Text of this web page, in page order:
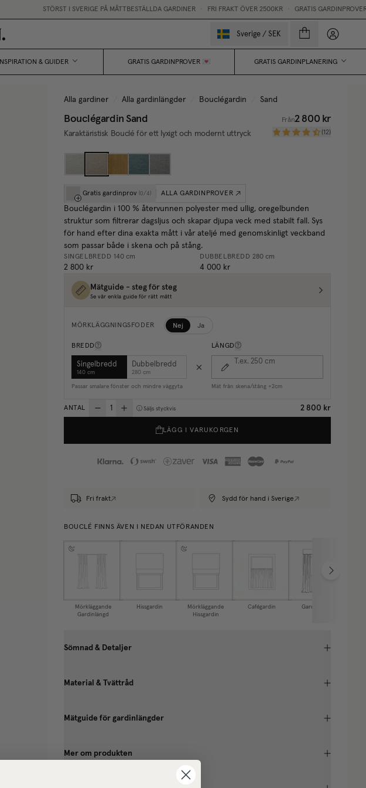
STÖRST I SVERIGE PÅ MÅTTBESTÄLLDA GARDINER • FRI FRAKT ÖVER 2500KR • GRATIS GARDINPROVER
Sverige / SEK Mina
INSPIRATION & GUIDER GRATIS GARDINPROVER 💌 GRATIS GARDINPLANERING
Alla gardiner Alla gardinlängder Bouclégardin Sand
Bouclégardin Sand
Karaktäristisk Bouclé för ett lyxigt och modernt uttryck
Från2 800 kr
(12)
Gratis gardinprov ( 0/ 4) ALLA GARDINPROVER
Bouclégardin i 100 % återvunnen polyester med ullig, oregelbunden
struktur som filtrerar dagsljus och skapar djupa veck med stabilt fall. Sys
för hand efter dina exakta mått i vår ateljé med genomskinligt veckband
som passar både i skena och på stång.
SINGELBREDD 140 cm
2 800 kr
DUBBELBREDD 280 cm
4 000 kr
Mätguide - steg för steg
Se vår enkla guide för rätt mått
MÖRKLÄGGNINGSFODER Nej Ja
BREDD
Singelbredd
140 cm
Dubbelbredd
280 cm
Passar smalare fönster och mindre väggyta
LÄNGD
T.ex. 250 cm
Mät från skena/stång +2cm
ANTAL Säljs styckvis 2 800 kr
LÄGG I VARUKORGEN
Fri frakt Sydd för hand i Sverige
BOUCLÉ FINNS ÄVEN I NEDAN UTFÖRANDEN
Mörkläggande
Gardinlängd
Hissgardin
Mörkläggande
Hissgardin
Cafégardin Gardinkappa
Sömnad & Detaljer
Material & Tvättråd
Mätguide för gardinlängder
Mer om produkten